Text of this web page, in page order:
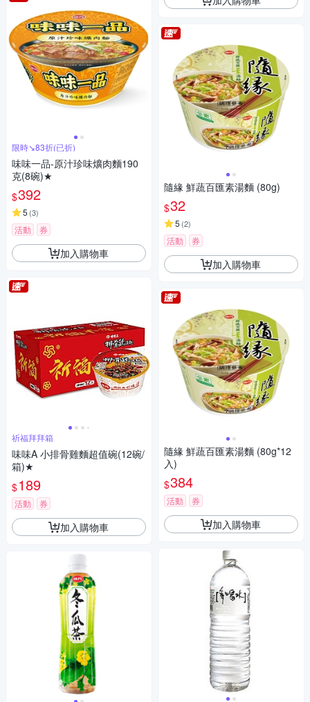
限時↘︎83折(已折)
味味一品-原汁珍味爌肉麵190
克(8碗)★
$392
5 (3)
活動 券
加入購物車
祈福拜拜箱
味味A 小排骨雞麵超值碗(12碗/
箱)★
$189
活動 券
加入購物車
隨緣 鮮蔬百匯素湯麵 (80g)
$32
5 (2)
活動 券
加入購物車
隨緣 鮮蔬百匯素湯麵 (80g*12
入)
$384
活動 券
加入購物車